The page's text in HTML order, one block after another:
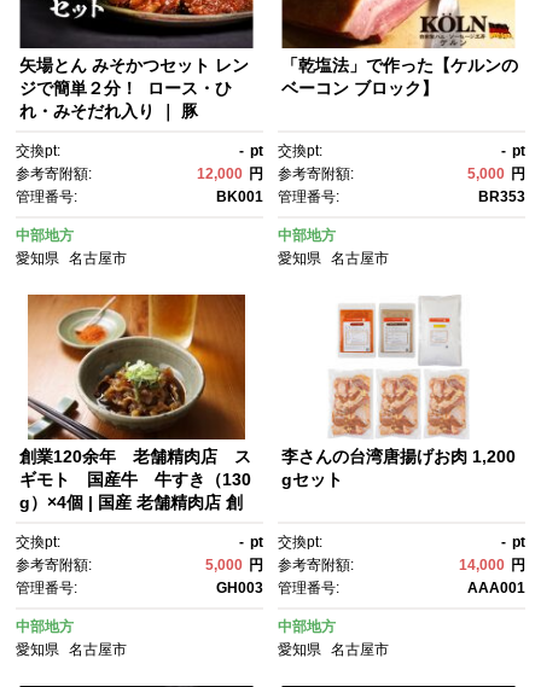
矢場とん みそかつセット レン
ジで簡単２分！ ロース・ひ
れ・みそだれ入り ｜ 豚
れ みそだれ 味噌カツ 和食 惣
菜 名店 名古屋
交換pt: - pt
参考寄附額:
12,000 円
管理番号:
BK001
中部地方
愛知県
名古屋市
「乾塩法」で作った【ケルンの
ベーコン ブロック】
交換pt: - pt
参考寄附額:
5,000 円
管理番号:
BR353
中部地方
愛知県 名古屋市
創業120余年 老舗精肉店 ス
ギモト 国産牛 牛すき（130
g）×4個 | 国産 老舗精肉店 創
級肉 人気 おすすめ おかず 贈り
物 ギフト 送料無料
交換pt: - pt
参考寄附額:
5,000 円
管理番号:
GH003
中部地方
愛知県
名古屋市
李さんの台湾唐揚げお肉 1,200
gセット
交換pt: - pt
参考寄附額:
14,000 円
管理番号:
AAA001
中部地方
愛知県 名古屋市